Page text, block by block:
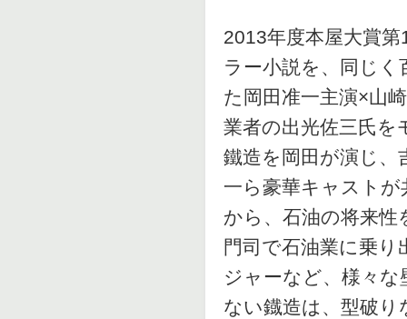
2013年度本屋大賞
ラー小説を、同じ
た岡田准一主演×山
業者の出光佐三氏
鐵造を岡田が演じ、
一ら豪華キャスト
から、石油の将来性
門司で石油業に乗
ジャーなど、様々
ない鐡造は、型破